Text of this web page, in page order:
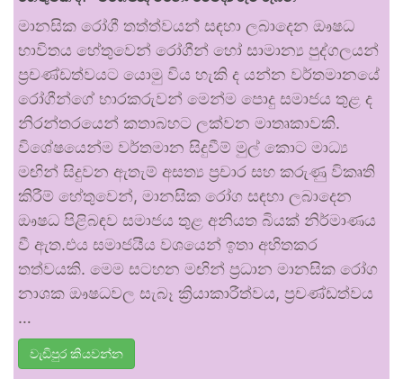
මානසික රෝගී තත්ත්වයන් සඳහා ලබාදෙන ඖෂධ
භාවිතය හේතුවෙන් රෝගීන් හෝ සාමාන්‍ය පුද්ගලයන්
ප්‍රචණ්ඩත්වයට යොමු විය හැකි ද යන්න වර්තමානයේ
රෝගීන්ගේ භාරකරුවන් මෙන්ම පොදු සමාජය තුළ ද
නිරන්තරයෙන් කතාබහට ලක්වන මාතෘකාවකි.
විශේෂයෙන්ම වර්තමාන සිදුවීම් මුල් කොට මාධ්‍ය
මඟින් සිදුවන ඇතැම් අසත්‍ය ප්‍රචාර සහ කරුණු විකෘති
කිරීම් හේතුවෙන්, මානසික රෝග සඳහා ලබාදෙන
ඖෂධ පිළිබඳව සමාජය තුළ අනියත බියක් නිර්මාණය
වී ඇත.එය සමාජයීය වශයෙන් ඉතා අහිතකර
තත්වයකි. මෙම සටහන මඟින් ප්‍රධාන මානසික රෝග
නාශක ඖෂධවල සැබෑ ක්‍රියාකාරීත්වය, ප්‍රචණ්ඩත්වය
…
වැඩිපුර කියවන්න